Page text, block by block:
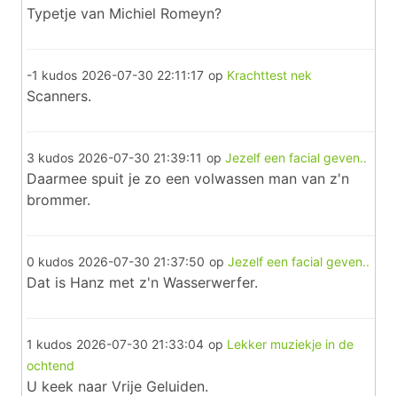
Typetje van Michiel Romeyn?
-1 kudos 2026-07-30 22:11:17 op Krachttest nek
Scanners.
3 kudos 2026-07-30 21:39:11 op Jezelf een facial geven..
Daarmee spuit je zo een volwassen man van z'n
brommer.
0 kudos 2026-07-30 21:37:50 op Jezelf een facial geven..
Dat is Hanz met z'n Wasserwerfer.
1 kudos 2026-07-30 21:33:04 op Lekker muziekje in de
ochtend
U keek naar Vrije Geluiden.